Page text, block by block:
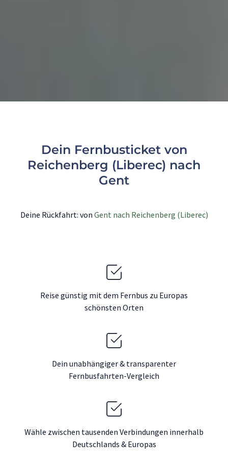
Dein Fernbusticket von
Reichenberg (Liberec) nach
Gent
Deine Rückfahrt: von Gent nach Reichenberg (Liberec)
Reise günstig mit dem Fernbus zu Europas
schönsten Orten
Dein unabhängiger & transparenter
Fernbusfahrten-Vergleich
Wähle zwischen tausenden Verbindungen innerhalb
Deutschlands & Europas